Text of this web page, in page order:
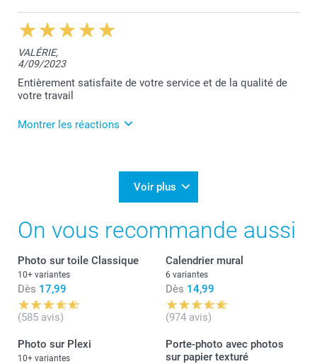
11/09/2023
11:39
Bonjour Sylvie,
Je vous remercie pour votre retour de satisfaction.
Belle journée,
VALÉRIE,
4/09/2023
Entièrement satisfaite de votre service et de la qualité de
votre travail
Montrer les réactions
Belle journée,
Voir plus
On vous recommande aussi
Photo sur toile Classique
10+ variantes
Dès 17,99
(585 avis)
Calendrier mural
6 variantes
Dès 14,99
(974 avis)
Photo sur Plexi
10+ variantes
Porte-photo avec photos
sur papier texturé